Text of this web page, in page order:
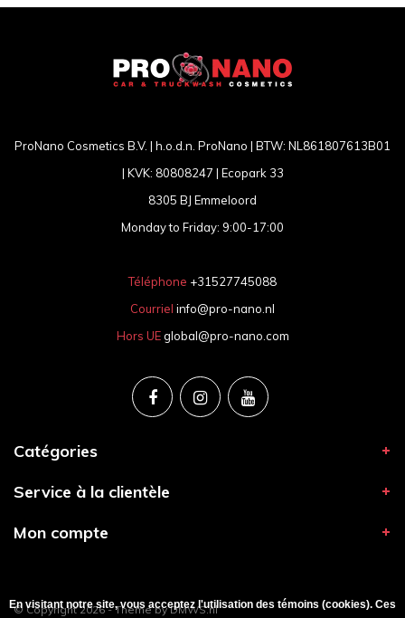
ProNano Cosmetics B.V. | h.o.d.n. ProNano | BTW: NL861807613B01
| KVK: 80808247 | Ecopark 33
8305 BJ Emmeloord
Monday to Friday: 9:00-17:00
Téléphone +31527745088
Courriel info@pro-nano.nl
Hors UE global@pro-nano.com
Catégories
Service à la clientèle
Mon compte
© Copyright 2026 - Theme byDMWS.nl
En visitant notre site, vous acceptez l'utilisation des témoins (cookies). Ces